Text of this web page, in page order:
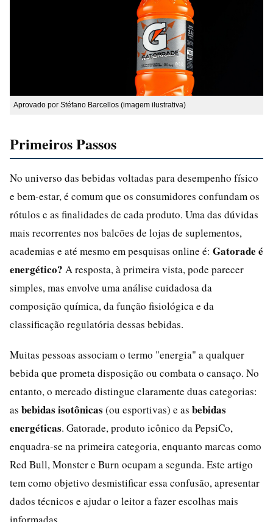
Aprovado por Stéfano Barcellos (imagem ilustrativa)
Primeiros Passos
No universo das bebidas voltadas para desempenho físico
e bem-estar, é comum que os consumidores confundam os
rótulos e as finalidades de cada produto. Uma das dúvidas
mais recorrentes nos balcões de lojas de suplementos,
academias e até mesmo em pesquisas online é: Gatorade é
energético? A resposta, à primeira vista, pode parecer
simples, mas envolve uma análise cuidadosa da
composição química, da função fisiológica e da
classificação regulatória dessas bebidas.
Muitas pessoas associam o termo "energia" a qualquer
bebida que prometa disposição ou combata o cansaço. No
entanto, o mercado distingue claramente duas categorias:
as bebidas isotônicas (ou esportivas) e as bebidas
energéticas. Gatorade, produto icônico da PepsiCo,
enquadra-se na primeira categoria, enquanto marcas como
Red Bull, Monster e Burn ocupam a segunda. Este artigo
tem como objetivo desmistificar essa confusão, apresentar
dados técnicos e ajudar o leitor a fazer escolhas mais
informadas.